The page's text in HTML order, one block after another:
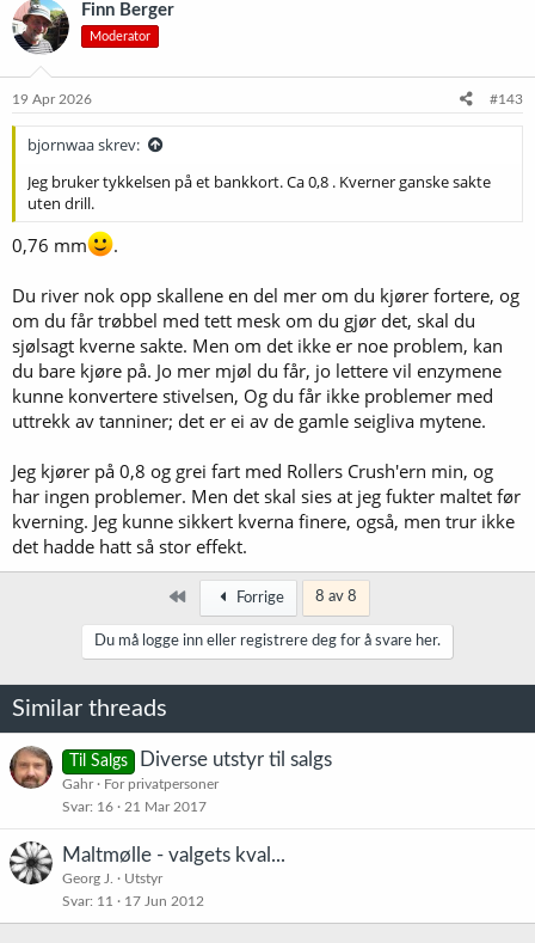
Finn Berger
Moderator
19 Apr 2026 #143
bjornwaa skrev:
Jeg bruker tykkelsen på et bankkort. Ca 0,8 . Kverner ganske sakte
uten drill.
0,76 mm .
Du river nok opp skallene en del mer om du kjører fortere, og
om du får trøbbel med tett mesk om du gjør det, skal du
sjølsagt kverne sakte. Men om det ikke er noe problem, kan
du bare kjøre på. Jo mer mjøl du får, jo lettere vil enzymene
kunne konvertere stivelsen, Og du får ikke problemer med
uttrekk av tanniner; det er ei av de gamle seigliva mytene.
Jeg kjører på 0,8 og grei fart med Rollers Crush'ern min, og
har ingen problemer. Men det skal sies at jeg fukter maltet før
kverning. Jeg kunne sikkert kverna finere, også, men trur ikke
det hadde hatt så stor effekt.
Først Forrige 8 av 8
Du må logge inn eller registrere deg for å svare her.
Similar threads
Til Salgs Diverse utstyr til salgs
Gahr
For privatpersoner
Svar 16 21 Mar 2017
Maltmølle - valgets kval...
Georg J.
Utstyr
Svar 11 17 Jun 2012